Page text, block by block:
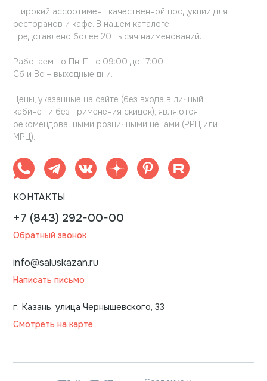
Широкий ассортимент качественной продукции для
ресторанов и кафе. В нашем каталоге
представлено более 20 тысяч наименований.
Работаем по Пн-Пт с 09:00 до 17:00.
Сб и Вс – выходные дни.
Цены, указанные на сайте (без входа в личный
кабинет и без применения скидок), являются
рекомендованными розничными ценами (РРЦ или
МРЦ).
КОНТАКТЫ
+7 (843) 292-00-00
Обратный звонок
info@saluskazan.ru
Написать письмо
г. Казань, улица Чернышевского, 33
Смотреть на карте